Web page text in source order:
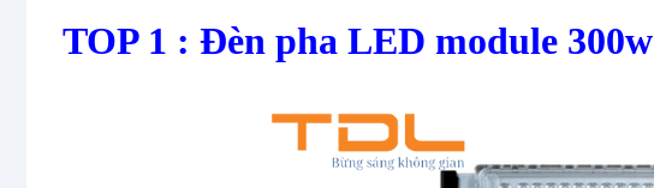
TOP 1 : Đèn pha LED module 300w